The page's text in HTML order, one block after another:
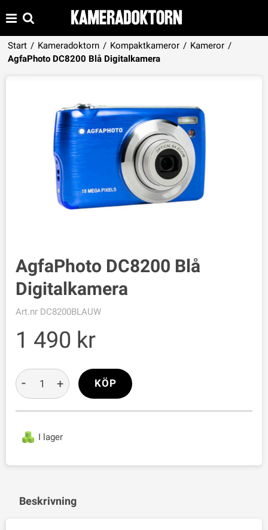
Start / Kameradoktorn / Kompaktkameror / Kameror /
AgfaPhoto DC8200 Blå Digitalkamera
Produkten har lagts i din varukorg
AgfaPhoto DC8200 Blå
Digitalkamera
Art.nr DC8200BLAUW
1 490
I lager
- + KÖP
Beskrivning